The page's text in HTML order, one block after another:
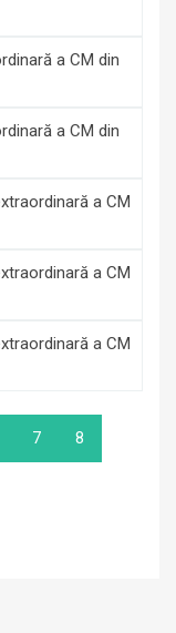
a CM din
a CM din
a CM
a CM
a CM
7 8